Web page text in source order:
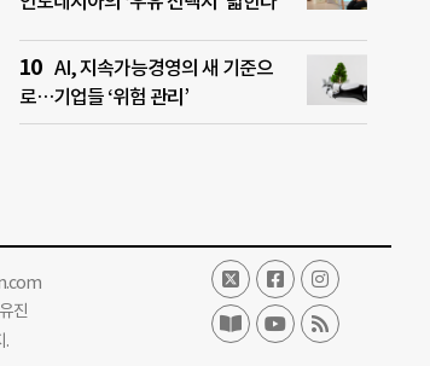
AI, 지속가능경영의 새 기준으
로…기업들 ‘위험 관리’
진
.